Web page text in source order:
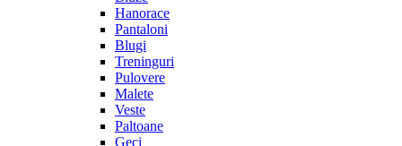
Hanorace
Pantaloni
Blugi
Treninguri
Pulovere
Malete
Veste
Paltoane
Geci